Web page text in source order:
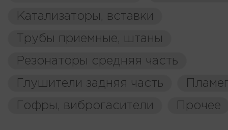
Катализаторы, вставки
Трубы приемные, штаны
Резонаторы средняя часть
Глушители задняя часть
Гофры, виброгасители
Прочее